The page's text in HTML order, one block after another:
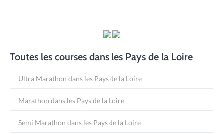
Toutes les courses dans les Pays de la Loire
Ultra Marathon dans les Pays de la Loire
Marathon dans les Pays de la Loire
Semi Marathon dans les Pays de la Loire